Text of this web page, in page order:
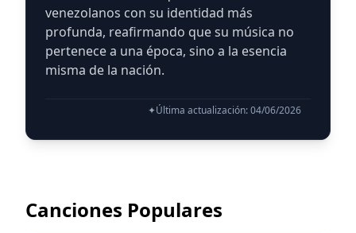
venezolanos con su identidad más
profunda, reafirmando que su música no
pertenece a una época, sino a la esencia
misma de la nación.
✦Última actualización: 04/06/2026
Canciones Populares